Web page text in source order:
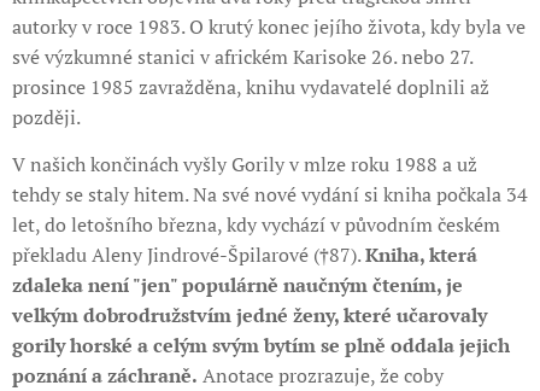
autorky v roce 1983. O krutý konec jejího života, kdy byla ve
své výzkumné stanici v africkém Karisoke 26. nebo 27.
prosince 1985 zavražděna, knihu vydavatelé doplnili až
později.
V našich končinách vyšly Gorily v mlze roku 1988 a už
tehdy se staly hitem. Na své nové vydání si kniha počkala 34
let, do letošního března, kdy vychází v původním českém
překladu Aleny Jindrové-Špilarové (†87).Kniha, která
zdaleka není "jen" populárně naučným čtením, je
velkým dobrodružstvím jedné ženy, které učarovaly
gorily horské a celým svým bytím se plně oddala jejich
poznání a záchraně. Anotace prozrazuje, že coby